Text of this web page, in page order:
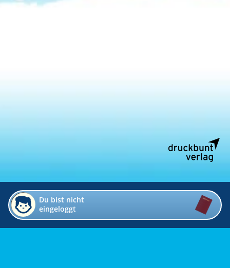
Du bist nicht
eingeloggt